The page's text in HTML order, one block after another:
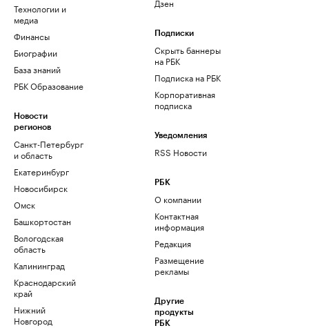
Технологии и
медиа
Финансы
Биографии
База знаний
РБК Образование
Новости
регионов
Санкт-Петербург
и область
Екатеринбург
Новосибирск
Омск
Башкортостан
Вологодская
область
Калининград
Краснодарский
край
Нижний
Новгород
Подписки
Скрыть баннеры
на РБК
Подписка на РБК
Корпоративная
подписка
Уведомления
RSS Новости
РБК
О компании
Контактная
информация
Редакция
Размещение
рекламы
Другие
продукты
РБК